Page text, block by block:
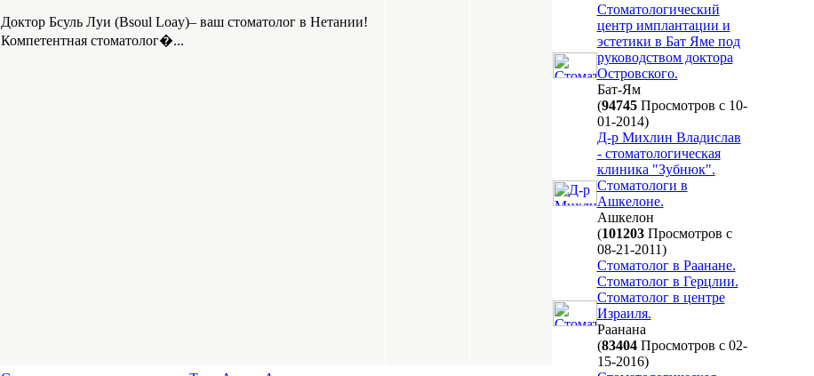
Доктор Бсуль Луи (Bsoul Loay)– ваш стоматолог в Нетании!
Компетентная стоматолог�...
Стоматологический
центр имплантации и
эстетики в Бат Яме под
руководством доктора
Островского.
Бат-Ям
(94745Просмотров с 10-
01-2014)
Д-р Михлин Владислав
- стоматологическая
клиника "Зубнюк".
Стоматологи в
Ашкелоне.
Ашкелон
(101203Просмотров с
08-21-2011)
Стоматолог в Раанане.
Стоматолог в Герцлии.
Стоматолог в центре
Израиля.
Раанана
(83404Просмотров с 02-
15-2016)